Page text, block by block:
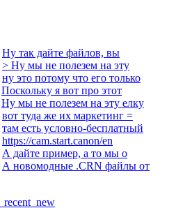
Ну так дайте файлов, вы
> Ну мы не полезем на эту
ну это потому что его только
Поскольку я вот про этот
Ну мы не полезем на эту елку
вот туда же их маркетинг =
там есть условно-бесплатный
https://cam.start.canon/en
А дайте пример, а то мы о
А новомодные .CRN файлы от